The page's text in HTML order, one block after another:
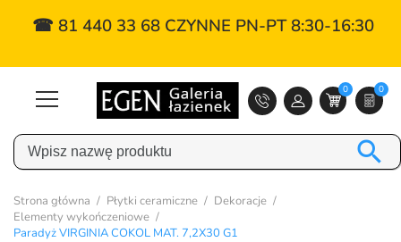
☎ 81 440 33 68 CZYNNE PN-PT 8:30-16:30
0 0

Strona główna Płytki ceramiczne
Dekoracje
Elementy wykończeniowe
Paradyż VIRGINIA COKOL MAT. 7,2X30 G1